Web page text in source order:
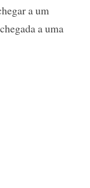
a um
a uma